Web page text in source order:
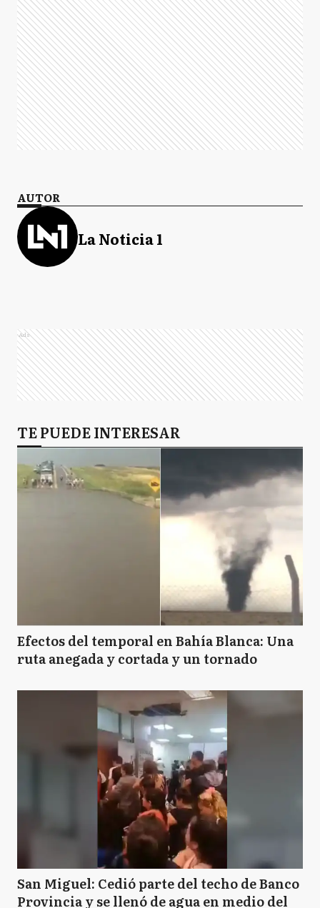
AUTOR
La Noticia 1
Ads
TE PUEDE INTERESAR
Efectos del temporal en Bahía Blanca: Una
ruta anegada y cortada y un tornado
San Miguel: Cedió parte del techo de Banco
Provincia y se llenó de agua en medio del